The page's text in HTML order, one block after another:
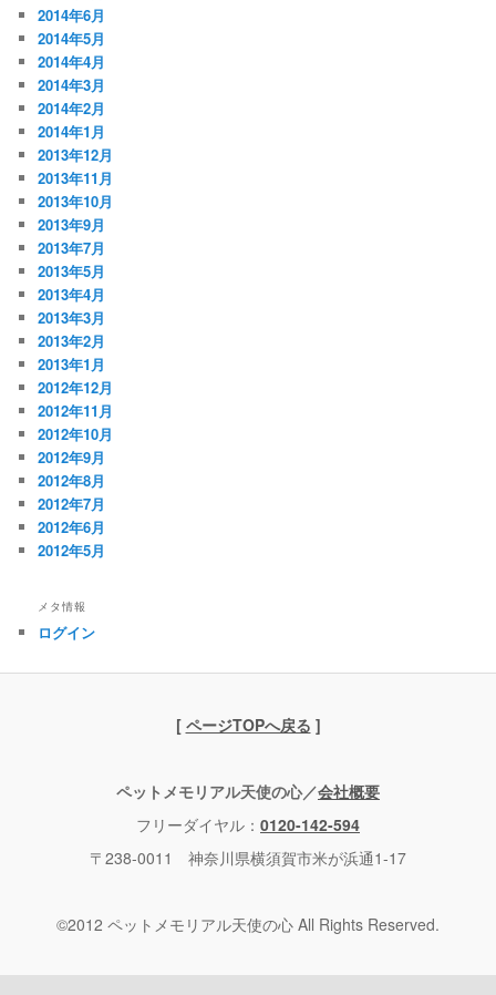
2014年6月
2014年5月
2014年4月
2014年3月
2014年2月
2014年1月
2013年12月
2013年11月
2013年10月
2013年9月
2013年7月
2013年5月
2013年4月
2013年3月
2013年2月
2013年1月
2012年12月
2012年11月
2012年10月
2012年9月
2012年8月
2012年7月
2012年6月
2012年5月
メタ情報
ログイン
[ ページTOPへ戻る ]
ペットメモリアル天使の心／会社概要
フリーダイヤル： 0120-142-594
〒238-0011 神奈川県横須賀市米が浜通1-17
©2012 ペットメモリアル天使の心 All Rights Reserved.